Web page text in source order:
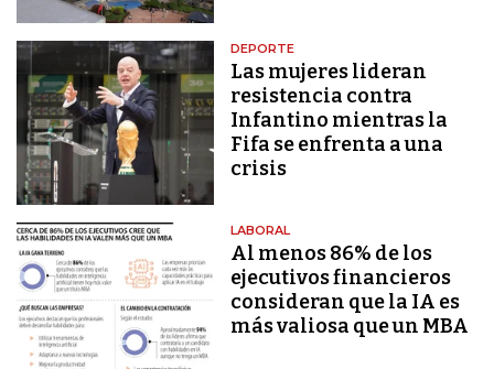
DEPORTE
Las mujeres lideran
resistencia contra
Infantino mientras la
Fifa se enfrenta a una
crisis
LABORAL
Al menos 86% de los
ejecutivos financieros
consideran que la IA es
más valiosa que un MBA